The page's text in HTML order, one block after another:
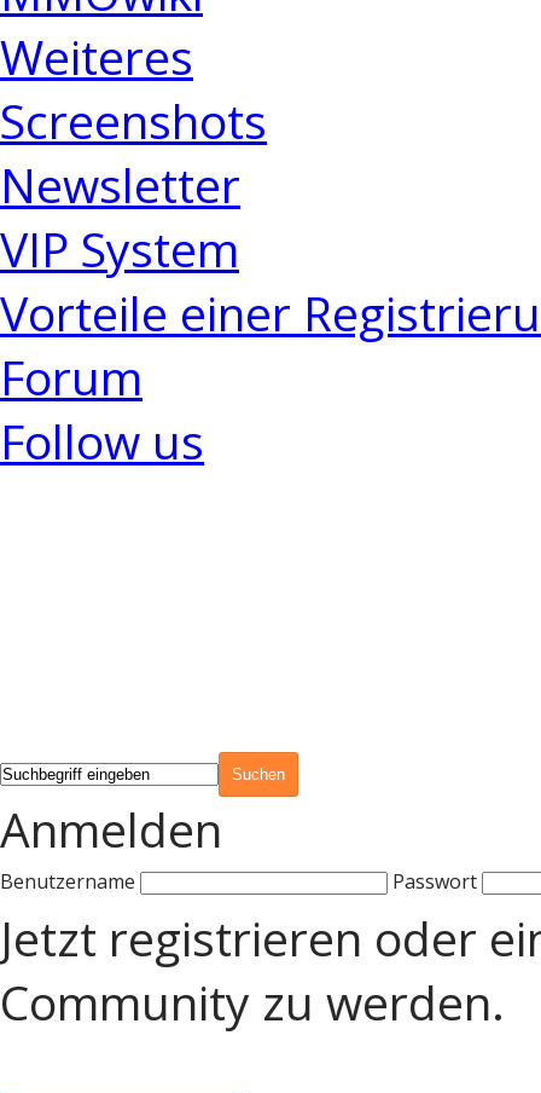
Weiteres
Screenshots
Newsletter
VIP System
Vorteile einer
Forum
Follow us
Anmelden
Benutzername Passwort
Jetzt registrieren oder
Community zu werden.